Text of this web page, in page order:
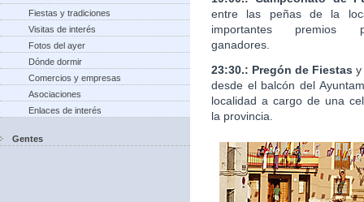
Fiestas y tradiciones
Visitas de interés
Fotos del ayer
Dónde dormir
Comercios y empresas
Asociaciones
Enlaces de interés
Gentes
entre las peñas de la
importantes premios
ganadores.
23:30.: Pregón de Fiestas y
desde el balcón del
localidad a cargo de una
la provincia.